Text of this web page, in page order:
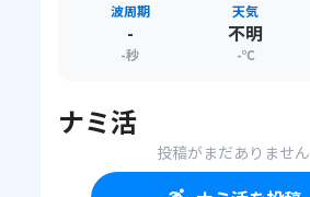
波周期
-
-秒
天気
不明
-℃
ナミ活
投稿がまだありません